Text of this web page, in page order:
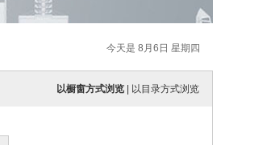
今天是 8月6日 星期四
以橱窗方式浏览 以目录方式浏览